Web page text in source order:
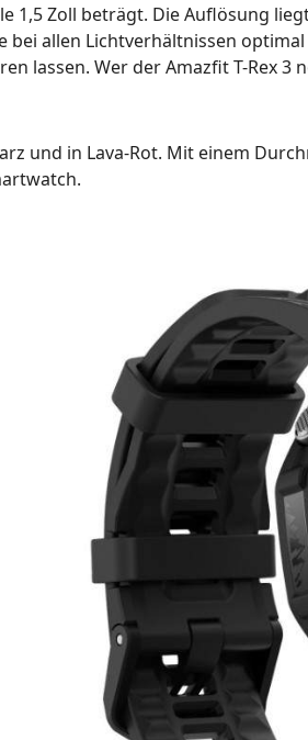
1,5 Zoll beträgt. Die Auflösung
bei allen Lichtverhältnissen
lassen. Wer der Amazfit T-Rex
und in Lava-Rot. Mit einem